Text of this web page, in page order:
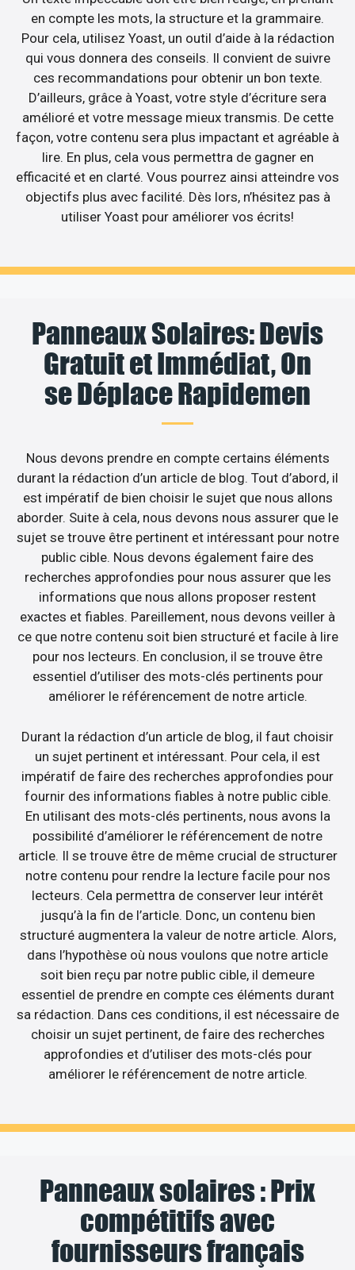
en compte les mots, la structure et la grammaire.
Pour cela, utilisez Yoast, un outil d’aide à la rédaction
qui vous donnera des conseils. Il convient de suivre
ces recommandations pour obtenir un bon texte.
D’ailleurs, grâce à Yoast, votre style d’écriture sera
amélioré et votre message mieux transmis. De cette
façon, votre contenu sera plus impactant et agréable à
lire. En plus, cela vous permettra de gagner en
efficacité et en clarté. Vous pourrez ainsi atteindre vos
objectifs plus avec facilité. Dès lors, n’hésitez pas à
utiliser Yoast pour améliorer vos écrits!
Panneaux Solaires: Devis
Gratuit et Immédiat, On
se Déplace Rapidemen
Nous devons prendre en compte certains éléments
durant la rédaction d’un article de blog. Tout d’abord, il
est impératif de bien choisir le sujet que nous allons
aborder. Suite à cela, nous devons nous assurer que le
sujet se trouve être pertinent et intéressant pour notre
public cible. Nous devons également faire des
recherches approfondies pour nous assurer que les
informations que nous allons proposer restent
exactes et fiables. Pareillement, nous devons veiller à
ce que notre contenu soit bien structuré et facile à lire
pour nos lecteurs. En conclusion, il se trouve être
essentiel d’utiliser des mots-clés pertinents pour
améliorer le référencement de notre article.
Durant la rédaction d’un article de blog, il faut choisir
un sujet pertinent et intéressant. Pour cela, il est
impératif de faire des recherches approfondies pour
fournir des informations fiables à notre public cible.
En utilisant des mots-clés pertinents, nous avons la
possibilité d’améliorer le référencement de notre
article. Il se trouve être de même crucial de structurer
notre contenu pour rendre la lecture facile pour nos
lecteurs. Cela permettra de conserver leur intérêt
jusqu’à la fin de l’article. Donc, un contenu bien
structuré augmentera la valeur de notre article. Alors,
dans l’hypothèse où nous voulons que notre article
soit bien reçu par notre public cible, il demeure
essentiel de prendre en compte ces éléments durant
sa rédaction. Dans ces conditions, il est nécessaire de
choisir un sujet pertinent, de faire des recherches
approfondies et d’utiliser des mots-clés pour
améliorer le référencement de notre article.
Panneaux solaires : Prix
compétitifs avec
fournisseurs français